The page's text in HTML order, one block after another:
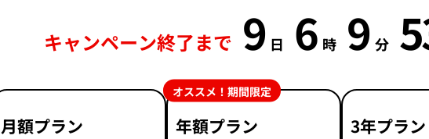
キャンペーン終了まで 9 日 6 時 9 分
月額プラン 年額プラン
オススメ！期間限定
3年プラン